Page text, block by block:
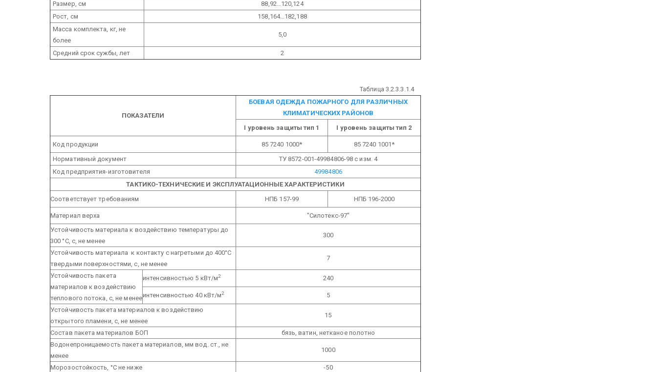
Размер, см
88,92…120,124
Рост, см
158,164…182,188
Масса комплекта, кг, не
более
5,0
Средний срок сужбы, лет 2
Таблица 3.2.3.3.1.4
ПОКАЗАТЕЛИ
БОЕВАЯ ОДЕЖДА ПОЖАРНОГО ДЛЯ РАЗЛИЧНЫХ
КЛИМАТИЧЕСКИХ РАЙОНОВ
I уровень защитытип 1 I уровень защитытип 2
Код продукции 85 7240 1000*
85 7240 1001*
Нормативный документ
ТУ 8572-001-49984806-98 с изм. 4
Код предприятия-изготовителя
49984806
ТАКТИКО-ТЕХНИЧЕСКИЕ И ЭКСПЛУАТАЦИОННЫЕ ХАРАКТЕРИСТИКИ
Соответствует требованиям
НПБ 157-99 НПБ 196-2000
Материал верха
"Силотекс-97"
Устойчивость материала к воздействию температуры до
300 °С, с, не менее
300
Устойчивость материала к контакту с нагретыми до 400°С
твердыми поверхностями, с, не менее
7
Устойчивость пакета
материалов к воздействию
теплового потока, с, не менее
интенсивностью 5 кВт/м2 240
интенсивностью 40 кВт/м2
5
Устойчивость пакета материалов к воздействию
открытого пламени, с, не менее
15
Состав пакета материалов БОП
бязь, ватин, нетканое полотно
Водонепроницаемость пакета материалов, мм вод. ст., не
менее
1000
Морозостойкость, °С не ниже -50